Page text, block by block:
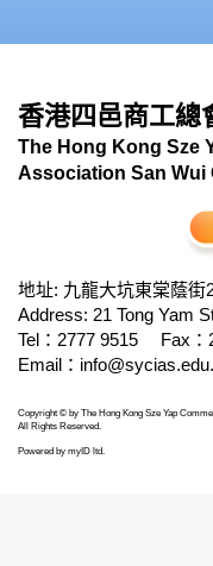
香港四邑商工總
The Hong Kong Sze
Association San Wui
地址: 九龍大坑東棠蔭街
Address: 21 Tong Yam
Tel：2777 9515
Fax：
Email：
Copyright © by The Hong Kong Sze Yap
All Rights Reserved.
Powered by myID ltd